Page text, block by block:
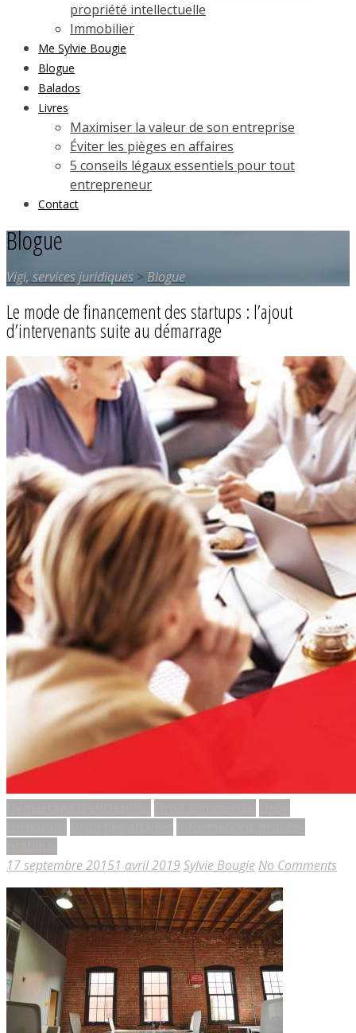
propriété intellectuelle
Immobilier
Me Sylvie Bougie
Blogue
Balados
Livres
Maximiser la valeur de son entreprise
Éviter les pièges en affaires
5 conseils légaux essentiels pour tout
entrepreneur
Contact
Blogue
Vigi, services juridiques > Blogue
Le mode de financement des startups : l’ajout
d’intervenants suite au démarrage
17 septembre 20151 avril 2019Sylvie Bougie No Comments